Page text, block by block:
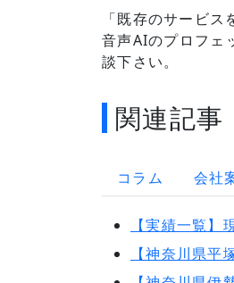
「既存のサービ
音声AIのプロフェ
談下さい。
関連記事
コラム 会社
【実績一覧
【神奈川県